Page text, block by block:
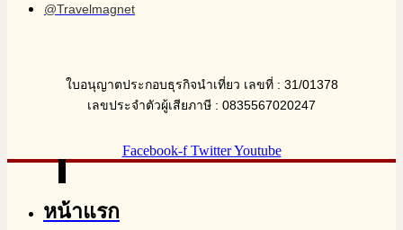
@Travelmagnet
ใบอนุญาตประกอบธุรกิจนำเที่ยว เลขที่ : 31/01378
เลขประจำตัวผู้เสียภาษี : 0835567020247
Facebook-f Twitter Youtube
หน้าแรก